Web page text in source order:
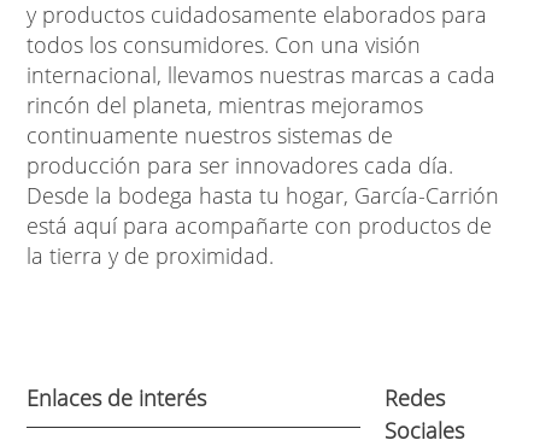
y productos cuidadosamente elaborados para
todos los consumidores. Con una visión
internacional, llevamos nuestras marcas a cada
rincón del planeta, mientras mejoramos
continuamente nuestros sistemas de
producción para ser innovadores cada día.
Desde la bodega hasta tu hogar, García-Carrión
está aquí para acompañarte con productos de
la tierra y de proximidad.
Enlaces de interés
Redes
Sociales